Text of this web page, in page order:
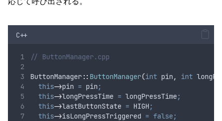
C++
// ButtonManager.cpp
ButtonManager:: ButtonManager(int pin, int
this->pin = pin;
this->longPressTime = longPressTime;
this->lastButtonState = HIGH ;
this->isLongPressTriggered = false;